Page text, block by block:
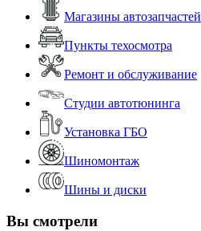
Магазины автозапчастей
Пункты техосмотра
Ремонт и обслуживание
Студии автотюнинга
Установка ГБО
Шиномонтаж
Шины и диски
Вы смотрели